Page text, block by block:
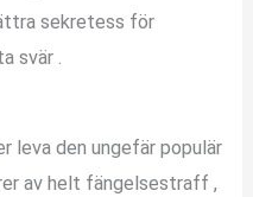
sekretess för
svär .
leva den ungefär populär
av helt fängelsestraff ,